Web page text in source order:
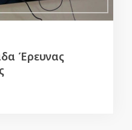
Έρευνας